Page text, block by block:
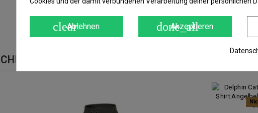
KATEGORIE:
clearAblehnen done_all
Akzeptieren